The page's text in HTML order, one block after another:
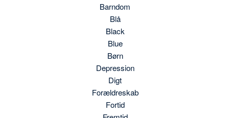
Barndom
Blå
Black
Blue
Børn
Depression
Digt
Forældreskab
Fortid